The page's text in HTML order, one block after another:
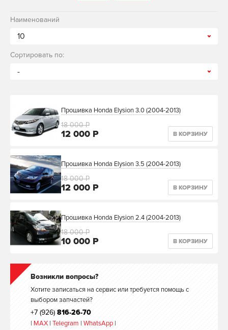
Наименований
10
Сортировать по:
-
Прошивка Honda Elysion 3.0 (2004-2013)
12 000 Р
18 000 Р
В КОРЗИНУ
Прошивка Honda Elysion 3.5 (2004-2013)
12 000 Р
18 000 Р
В КОРЗИНУ
Прошивка Honda Elysion 2.4 (2004-2013)
10 000 Р
18 000 Р
В КОРЗИНУ
Возникли вопросы?
Хотите записаться на сервис или требуется помощь с
выбором запчастей?
+7 (926) 816-26-70
| MAX | Telegram | WhatsApp |